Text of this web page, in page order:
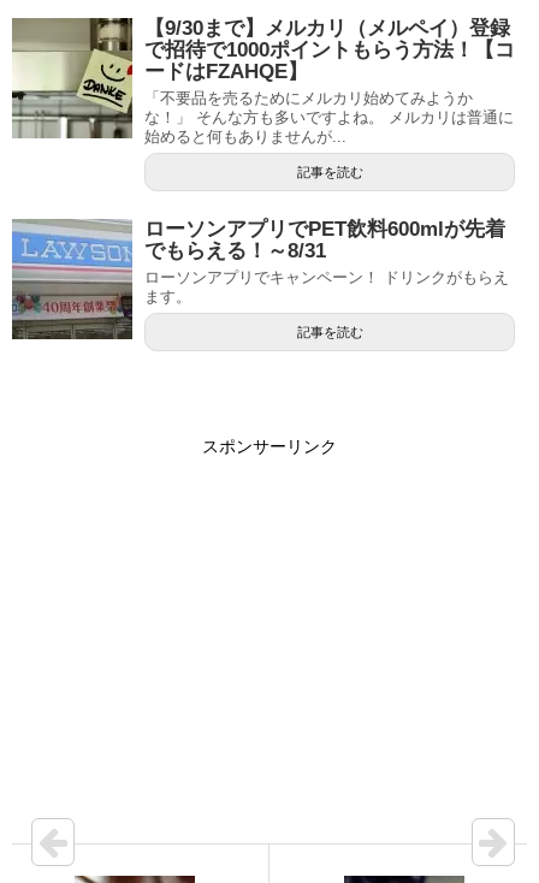
【9/30まで】メルカリ（メルペイ）登録
で招待で1000ポイントもらう方法！【コ
ードはFZAHQE】
「不要品を売るためにメルカリ始めてみようか
な！」 そんな方も多いですよね。 メルカリは普通に
始めると何もありませんが...
記事を読む
ローソンアプリでPET飲料600mlが先着
でもらえる！～8/31
ローソンアプリでキャンペーン！ ドリンクがもらえ
ます。
記事を読む
スポンサーリンク